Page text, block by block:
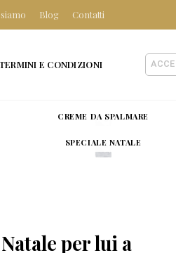
Blog Contatti
TERMINI E CONDIZIONI
CREME DA SPALMARE
SPECIALE NATALE
per lui a